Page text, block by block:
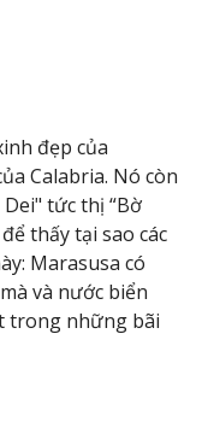
đẹp của
Calabria. Nó còn
tức thị “Bờ
thấy tại sao các
Marasusa có
và nước biển
trong những bãi